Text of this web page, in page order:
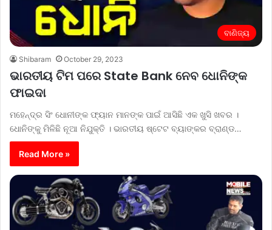
ବାଣିଜ୍ୟ
Shibaram October 29, 2023
ଭାରତୀୟ ଟିମ ପରେ State Bank ନେବ ଧୋନିଙ୍କ
ଫାଇଦା
ମହେନ୍ଦ୍ର ସିଂ ଧୋନୀଙ୍କ ଫ୍ୟାନ ମାନଙ୍କ ପାଇଁ ଆସିଛି ଏକ ଖୁସି ଖବର ।
ଧୋନିଙ୍କୁ ମିଳିଛି ନୂଆ ନିଯୁକ୍ତି । ଭାରତୀୟ ଷ୍ଟେଟ ବ୍ୟାଙ୍କର ବ୍ରାଣ୍ଡ…
Read More »